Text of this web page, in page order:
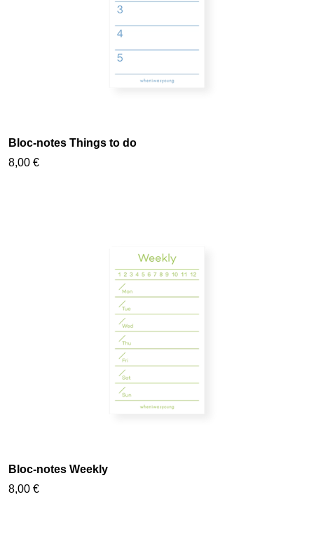
Bloc-notes Things to do
8,00 €
Bloc-notes Weekly
8,00 €